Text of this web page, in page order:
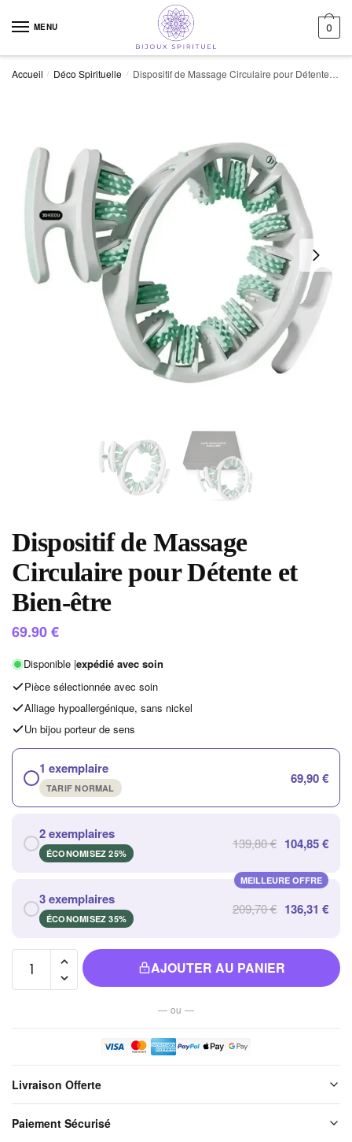
MENU 0
Accueil / Déco Spirituelle / Dispositif de Massage Circulaire pour Détente et Bien-être
Dispositif de Massage
Circulaire pour Détente et
Bien-être
69.90€
Disponible |expédié avec soin
Pièce sélectionnée avec soin
Alliage hypoallergénique, sans nickel
Un bijou porteur de sens
1 exemplaire
TARIF NORMAL
69,90 €
2 exemplaires
ÉCONOMISEZ 25%
139,80 € 104,85 €
MEILLEURE OFFRE
3 exemplaires
ÉCONOMISEZ 35%
209,70 € 136,31 €
Détente
et Bien-
être
AJOUTER AU PANIER
— ou —
Livraison Offerte
soigneusement emballé avant expédition. Aucun frais de port, jamais.
Paiement Sécurisé